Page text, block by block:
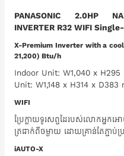
PANASONIC 2.0HP
INVERTER R32 WIFI
X-Premium Inverter with a
21,200) Btu/h
Indoor Unit: W1,040 x
Unit: W1,148 x H314 x D383
WIFI
ប្រែក្លាយទូរសព្ទដៃរបស់លោកអ្នកអ
ត្រជាក់ពីចម្ងាយ ដោយគ្រាន់តែភ្ជាប់
iAUTO-X